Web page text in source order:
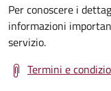
Per conoscere i
informazioni
servizio.
Termini e